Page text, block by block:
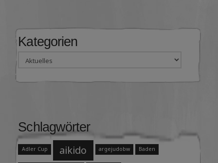
Kategorien
Kategorien
Schlagwörter
Adler Cup aikido argejudobw Baden